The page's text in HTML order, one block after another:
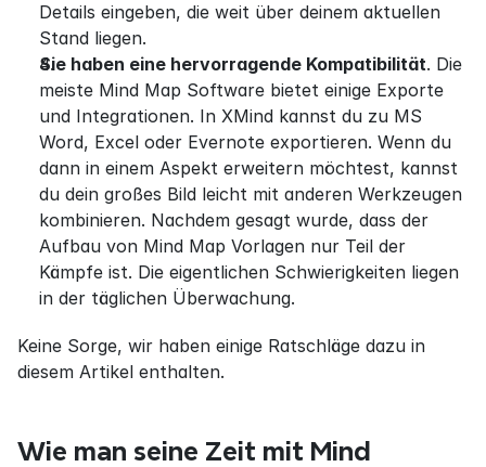
Details eingeben, die weit über deinem aktuellen
Stand liegen.
Sie haben eine hervorragende Kompatibilität. Die
meiste Mind Map Software bietet einige Exporte
und Integrationen. In XMind kannst du zu MS
Word, Excel oder Evernote exportieren. Wenn du
dann in einem Aspekt erweitern möchtest, kannst
du dein großes Bild leicht mit anderen Werkzeugen
kombinieren. Nachdem gesagt wurde, dass der
Aufbau von Mind Map Vorlagen nur Teil der
Kämpfe ist. Die eigentlichen Schwierigkeiten liegen
in der täglichen Überwachung.
Keine Sorge, wir haben einige Ratschläge dazu in
diesem Artikel enthalten.
Wie man seine Zeit mit Mind